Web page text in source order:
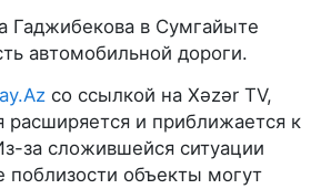
Гаджибекова в Сумгайыте
автомобильной дороги.
со ссылкой на Xəzər TV,
расширяется и приближается к
за сложившейся ситуации
объекты могут